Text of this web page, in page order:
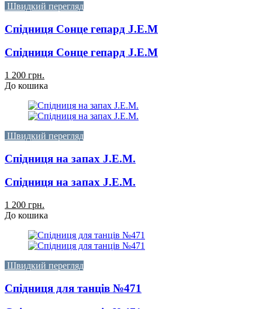
Швидкий перегляд
Спідниця Сонце гепард J.E.M
Спідниця Сонце гепард J.E.M
1 200 грн.
До кошика
Швидкий перегляд
Спідниця на запах J.E.M.
Спідниця на запах J.E.M.
1 200 грн.
До кошика
Швидкий перегляд
Спідниця для танців №471